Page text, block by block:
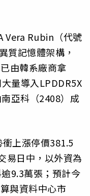
Vera Rubin（代號
質記憶體架構，
由韓系廠商拿
量導入LPDDR5X
亞科（2408）成
上漲停價381.5
易日中，以外資為
9.3萬張；預計今
與資料中心市